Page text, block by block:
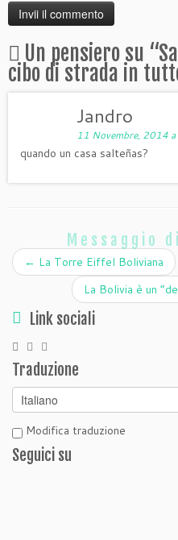
Un pensiero su “
cibo di strada in
Jandro
11 Novembre, 2014
quando un casa salteñas?
Messaggio
← La Torre Eiffel Boliviana
La Bolivia è un
Link sociali
Traduzione
Modifica traduzione
Seguici su